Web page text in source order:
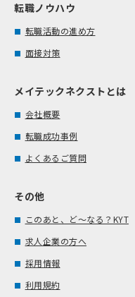
転職ノウハウ
転職活動の進め方
面接対策
メイテックネクストとは
会社概要
転職成功事例
よくあるご質問
その他
このあと、ど～なる？KYT
求人企業の方へ
採用情報
利用規約